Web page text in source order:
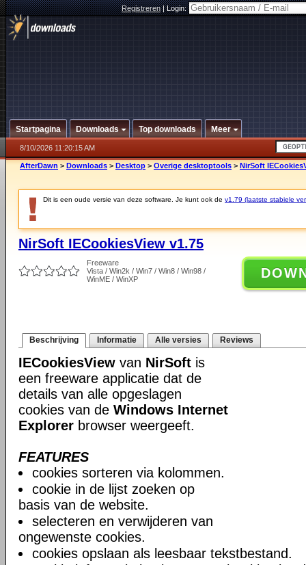
Registreren|Login:
Startpagina Downloads Top downloads Meer
8/10/2026 11:20:15 AM
AfterDawn > Downloads > Desktop > Overige desktoptools > NirSoft
Dit is een oude versie van deze software. Je kunt ook de v1.79 (laatste stabiele
NirSoft IECookiesView v1.75
Freeware
Vista / Win2k / Win7 / Win8 / Win98 /
WinME / WinXP
Beschrijving Informatie Alle versies Reviews
IECookiesView van NirSoft is
een freeware applicatie dat de
details van alle opgeslagen
cookies van de Windows Internet
Explorer browser weergeeft.
FEATURES
cookies sorteren via kolommen.
cookie in de lijst zoeken op
basis van de website.
selecteren en verwijderen van
ongewenste cookies.
cookies opslaan als leesbaar tekstbestand.